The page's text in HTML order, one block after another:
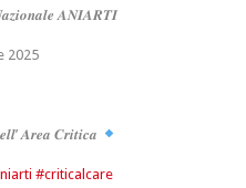
𝑨𝑵𝑰𝑨𝑹𝑻𝑰
2025
𝑨𝒓𝒆𝒂 𝑪𝒓𝒊𝒕𝒊𝒄𝒂
#criticalcare